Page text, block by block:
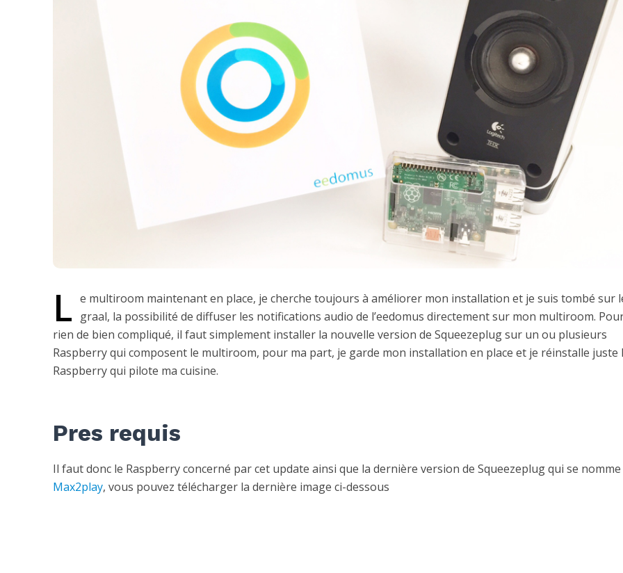
L e multiroom maintenant en place, je cherche toujours à améliorer mon installation et je suis tombé sur
graal, la possibilité de diffuser les notifications audio de l’eedomus directement sur mon multiroom.
rien de bien compliqué, il faut simplement installer la nouvelle version de Squeezeplug sur un ou plusieurs
Raspberry qui composent le multiroom, pour ma part, je garde mon installation en place et je réinstalle juste
Raspberry qui pilote ma cuisine.
Pres requis
Il faut donc le Raspberry concerné par cet update ainsi que la dernière version de Squeezeplug qui se nomme
Max2play, vous pouvez télécharger la dernière image ci-dessous